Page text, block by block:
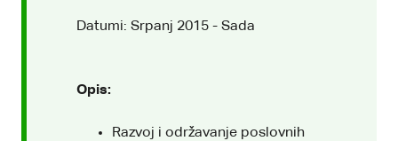
Datumi: Srpanj 2015 - Sada
Opis:
Razvoj i održavanje poslovnih